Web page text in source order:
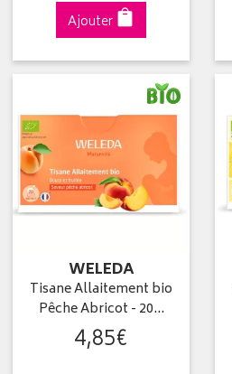
Ajouter
WELEDA
Tisane Allaitement bio
Pêche Abricot - 20…
4,85€